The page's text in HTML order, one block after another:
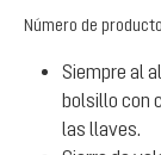
Número de
Siempre al
bolsillo con
las llaves.